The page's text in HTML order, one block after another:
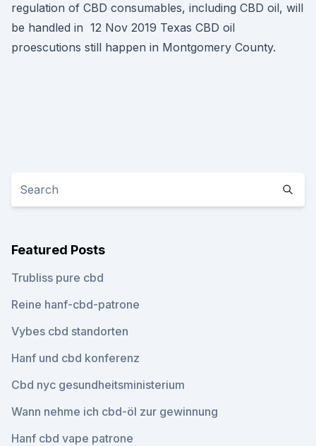
regulation of CBD consumables, including CBD oil, will
be handled in 12 Nov 2019 Texas CBD oil
proescutions still happen in Montgomery County.
Featured Posts
Trubliss pure cbd
Reine hanf-cbd-patrone
Vybes cbd standorten
Hanf und cbd konferenz
Cbd nyc gesundheitsministerium
Wann nehme ich cbd-öl zur gewinnung
Hanf cbd vape patrone